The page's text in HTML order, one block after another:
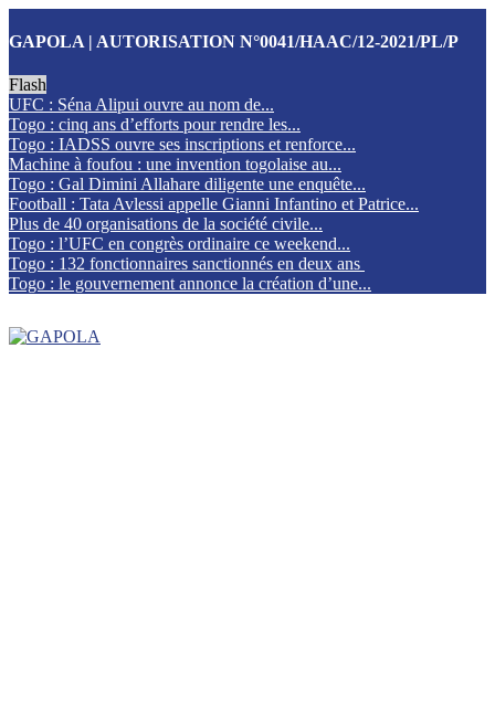
GAPOLA | AUTORISATION N°0041/HAAC/12-2021/PL/P
Flash
UFC : Séna Alipui ouvre au nom de...
Togo : cinq ans d’efforts pour rendre les...
Togo : IADSS ouvre ses inscriptions et renforce...
Machine à foufou : une invention togolaise au...
Togo : Gal Dimini Allahare diligente une enquête...
Football : Tata Avlessi appelle Gianni Infantino et Patrice...
Plus de 40 organisations de la société civile...
Togo : l’UFC en congrès ordinaire ce weekend...
Togo : 132 fonctionnaires sanctionnés en deux ans
Togo : le gouvernement annonce la création d’une...